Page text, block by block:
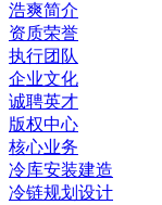
浩爽简介
资质荣誉
执行团队
企业文化
诚聘英才
版权中心
核心业务
冷库安装建造
冷链规划设计